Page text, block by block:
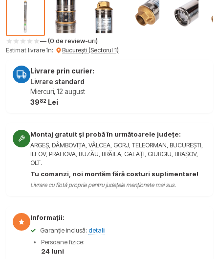
— (0 de review-uri)
Estimat livrare în:
București (Sectorul 1)
Livrare prin curier:
Livrare standard
Miercuri, 12 august
3982 Lei
Montaj gratuit și probă în următoarele județe:
ARGEȘ, DÂMBOVIȚA, VÂLCEA, GORJ, TELEORMAN, BUCUREȘTI,
ILFOV, PRAHOVA, BUZĂU, BRĂILA, GALAȚI, GIURGIU, BRAȘOV,
OLT.
Tu comanzi, noi montăm fără costuri suplimentare!
Livrare cu flotă proprie pentru județele menționate mai sus.
Informații:
✓
Garanție inclusă: detalii
Persoane fizice:
24 luni